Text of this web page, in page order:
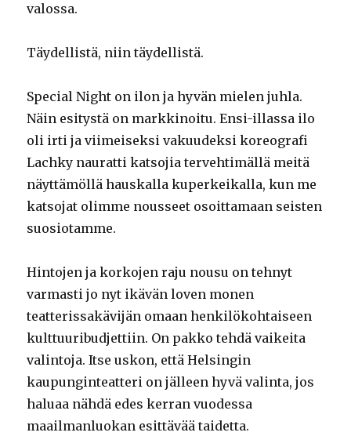
valossa.
Täydellistä, niin täydellistä.
Special Night on ilon ja hyvän mielen juhla.
Näin esitystä on markkinoitu. Ensi-illassa ilo
oli irti ja viimeiseksi vakuudeksi koreografi
Lachky nauratti katsojia tervehtimällä meitä
näyttämöllä hauskalla kuperkeikalla, kun me
katsojat olimme nousseet osoittamaan seisten
suosiotamme.
Hintojen ja korkojen raju nousu on tehnyt
varmasti jo nyt ikävän loven monen
teatterissakävijän omaan henkilökohtaiseen
kulttuuribudjettiin. On pakko tehdä vaikeita
valintoja. Itse uskon, että Helsingin
kaupunginteatteri on jälleen hyvä valinta, jos
haluaa nähdä edes kerran vuodessa
maailmanluokan esittävää taidetta.